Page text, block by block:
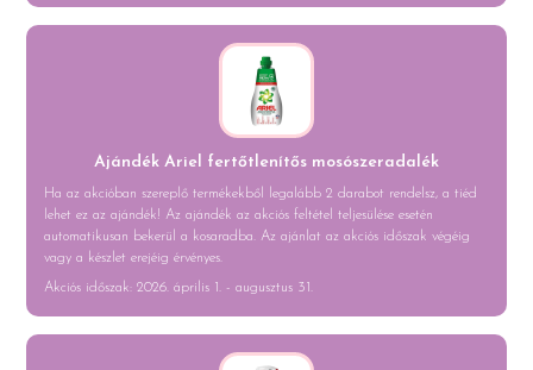
Ajándék Ariel fertőtlenítős mosószeradalék
Ha az akcióban szereplő termékekből legalább 2 darabot rendelsz, a tiéd
lehet ez az ajándék! Az ajándék az akciós feltétel teljesülése esetén
automatikusan bekerül a kosaradba. Az ajánlat az akciós időszak végéig
vagy a készlet erejéig érvényes.
Akciós időszak: 2026. április 1. - augusztus 31.